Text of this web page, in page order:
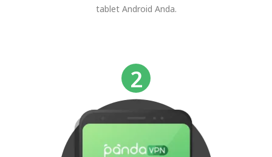
tablet Android Anda.